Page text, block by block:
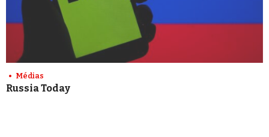
Médias
Russia Today